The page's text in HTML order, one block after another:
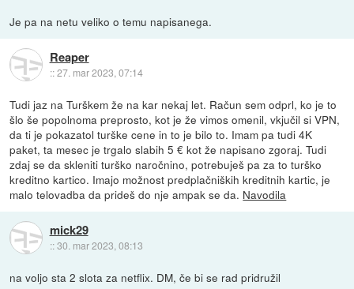
Je pa na netu veliko o temu napisanega.
Reaper
::27. mar 2023, 07:14
Tudi jaz na Turškem že na kar nekaj let. Račun sem odprl, ko je to
šlo še popolnoma preprosto, kot je že vimos omenil, vkjučil si VPN,
da ti je pokazatol turške cene in to je bilo to. Imam pa tudi 4K
paket, ta mesec je trgalo slabih 5 € kot že napisano zgoraj. Tudi
zdaj se da skleniti turško naročnino, potrebuješ pa za to turško
kreditno kartico. Imajo možnost predplačniških kreditnih kartic, je
malo telovadba da prideš do nje ampak se da. Navodila
mick29
::30. mar 2023, 08:13
na voljo sta 2 slota za netflix. DM, če bi se rad pridružil